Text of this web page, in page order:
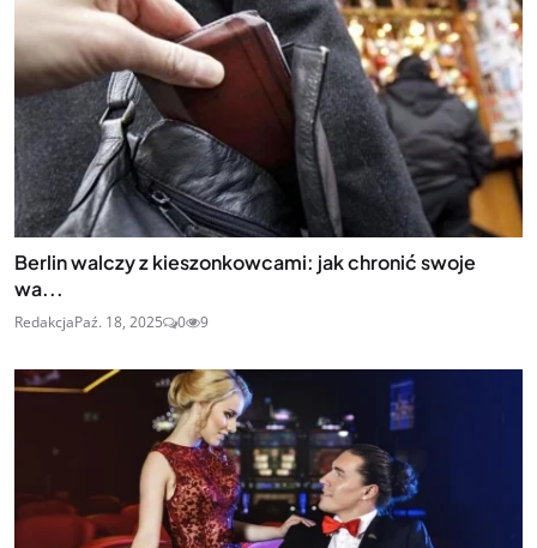
Berlin walczy z kieszonkowcami: jak chronić swoje
wa...
RedakcjaPaź. 18, 2025 0 9